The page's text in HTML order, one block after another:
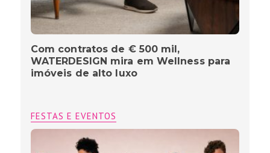
Com contratos de € 500 mil,
WATERDESIGN mira em Wellness para
imóveis de alto luxo
FESTAS E EVENTOS